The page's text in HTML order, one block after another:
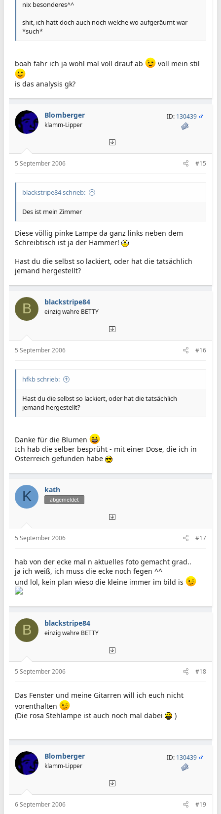
nix besonderes^^
shit, ich hatt doch auch noch welche wo aufgeräumt war
*such*
boah fahr ich ja wohl mal voll drauf ab voll mein stil
is das analysis gk?
Blomberger
klamm-Lipper
ID: 130439
5 September 2006 #15
blackstripe84 schrieb:
Des ist mein Zimmer
Diese völlig pinke Lampe da ganz links neben dem
Schreibtisch ist ja der Hammer!
Hast du die selbst so lackiert, oder hat die tatsächlich
jemand hergestellt?
B blackstripe84
einzig wahre BETTY
5 September 2006 #16
hfkb schrieb:
Hast du die selbst so lackiert, oder hat die tatsächlich
jemand hergestellt?
Danke für die Blumen
Ich hab die selber besprüht - mit einer Dose, die ich in
Österreich gefunden habe
K kath
abgemeldet
5 September 2006 #17
hab von der ecke mal n aktuelles foto gemacht grad..
ja ich weiß, ich muss die ecke noch fegen ^^
und lol, kein plan wieso die kleine immer im bild is
B blackstripe84
einzig wahre BETTY
5 September 2006 #18
Das Fenster und meine Gitarren will ich euch nicht
vorenthalten
(Die rosa Stehlampe ist auch noch mal dabei
)
Blomberger
klamm-Lipper
ID: 130439
6 September 2006 #19